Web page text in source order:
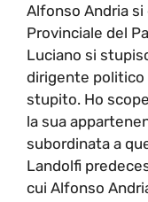
Alfonso Andria
Provinciale del
Luciano si
dirigente politico
stupito. Ho
la sua
subordinata a
Landolfi
cui Alfonso